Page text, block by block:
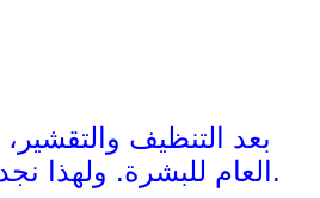
بعد التنظيف
العام للبشرة. ولهذا